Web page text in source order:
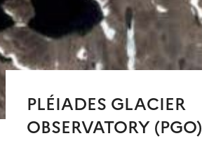
PLÉIADES GLACIER
OBSERVATORY (PGO)